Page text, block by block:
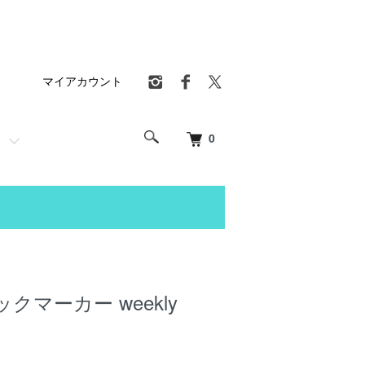
0
マイアカウント
クマーカー weekly